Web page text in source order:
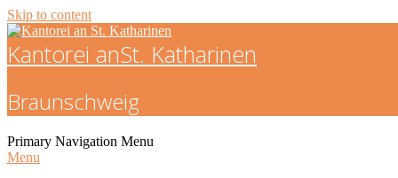
Skip to content
Kantorei anSt. Katharinen
Braunschweig
Primary Navigation Menu
Menu